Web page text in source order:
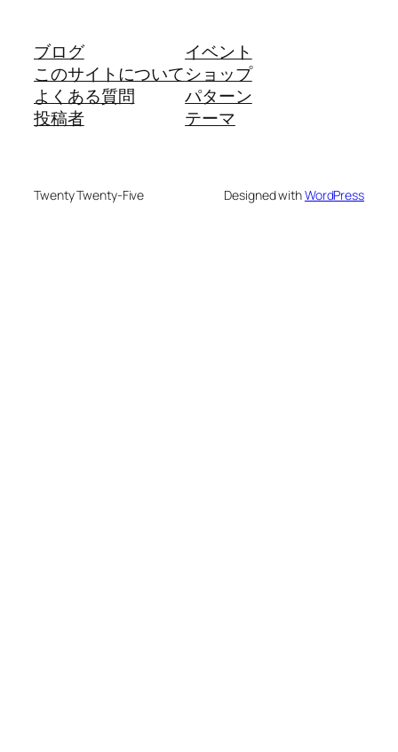
ブログ
このサイトについて
よくある質問
投稿者
イベント
ショップ
パターン
テーマ
Twenty Twenty-Five Designed withWordPress